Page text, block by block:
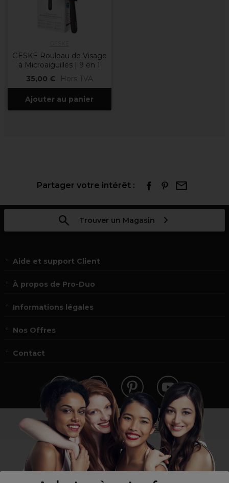
GESKE Rouleau de Visage
à Microaiguilles | 9 en 1
35,00 €
Hors TVA
Ajouter au panier
Partager votre intérêt :
Trouver un Magasin
Aide et support Client
À propos de Pro-Duo
Informations légales
Nos Offres
Contact
Vous n’êtes pas un professionnel ?
Visitez notre site pour les particuliers!